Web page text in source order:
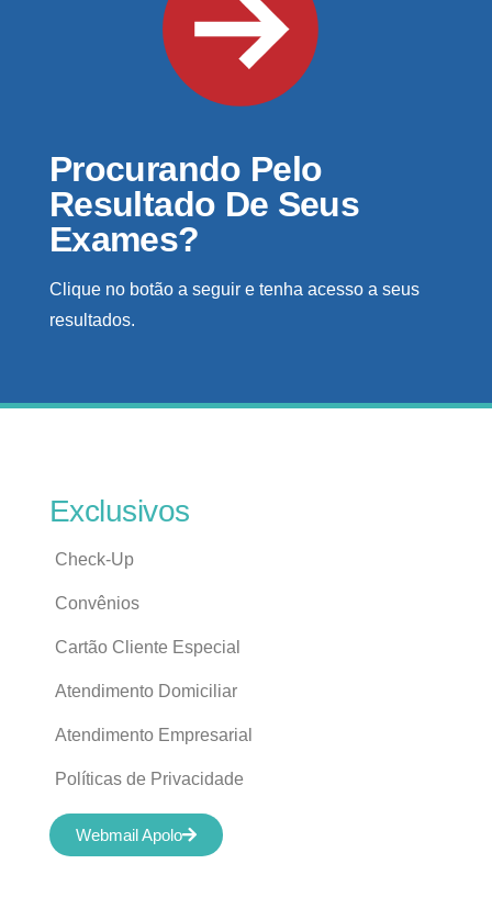
Procurando Pelo
Resultado De Seus
Exames?
Clique no botão a seguir e tenha acesso a seus
resultados.
Exclusivos
Check-Up
Convênios
Cartão Cliente Especial
Atendimento Domiciliar
Atendimento Empresarial
Políticas de Privacidade
Webmail Apolo